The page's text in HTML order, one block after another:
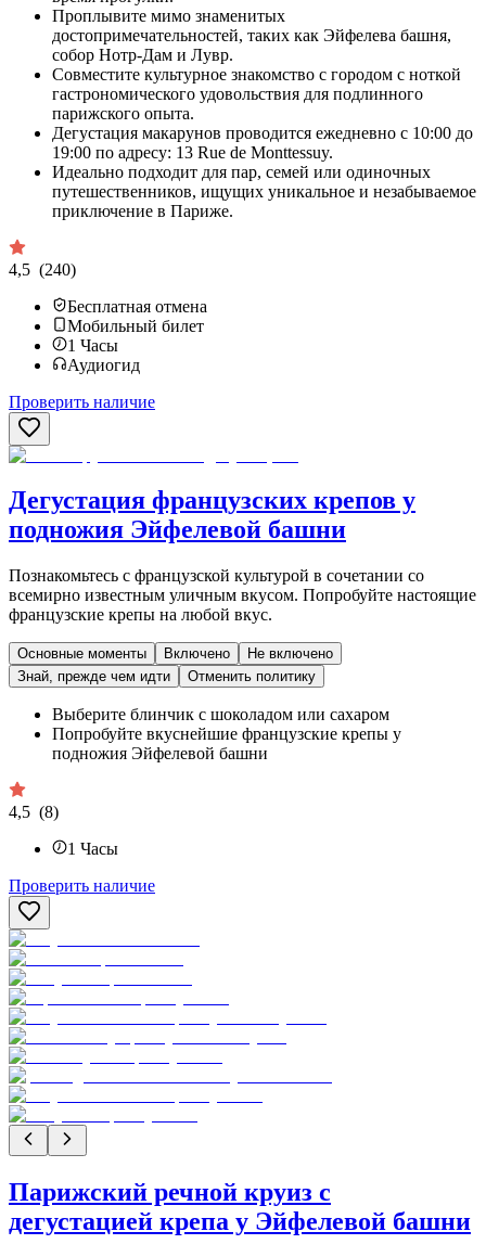
Проплывите мимо знаменитых
достопримечательностей, таких как Эйфелева башня,
собор Нотр-Дам и Лувр.
Совместите культурное знакомство с городом с ноткой
гастрономического удовольствия для подлинного
парижского опыта.
Дегустация макарунов проводится ежедневно с 10:00 до
19:00 по адресу: 13 Rue de Monttessuy.
Идеально подходит для пар, семей или одиночных
путешественников, ищущих уникальное и незабываемое
приключение в Париже.
4,5 (240)
Бесплатная отмена
Мобильный билет
1 Часы
Аудиогид
Проверить наличие
Дегустация французских крепов у
подножия Эйфелевой башни
Познакомьтесь с французской культурой в сочетании со
всемирно известным уличным вкусом. Попробуйте настоящие
французские крепы на любой вкус.
Основные моменты Включено
Не включено
Знай, прежде чем идти
Отменить политику
Выберите блинчик с шоколадом или сахаром
Попробуйте вкуснейшие французские крепы у
подножия Эйфелевой башни
4,5 (8)
1 Часы
Проверить наличие
Парижский речной круиз с
дегустацией крепа у Эйфелевой башни